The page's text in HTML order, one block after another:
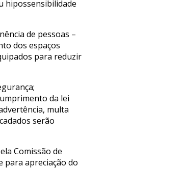
hipossensibilidade
de pessoas –
dos espaços
para reduzir
da lei
multa
serão
Comissão de
para apreciação do